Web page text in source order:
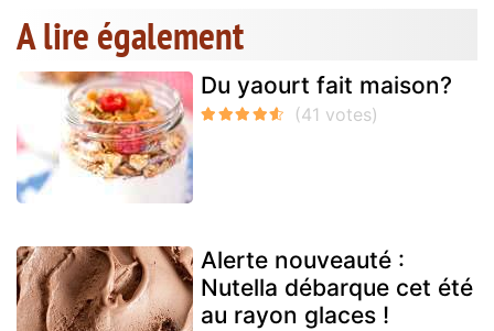
A lire également
Du yaourt fait maison?
Alerte nouveauté :
Nutella débarque cet été
au rayon glaces !